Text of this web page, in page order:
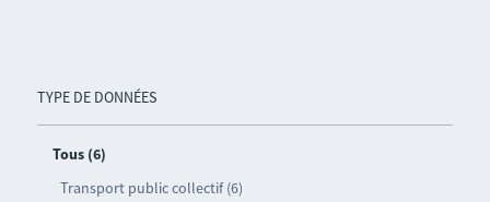
TYPE DE DONNÉES
Tous (6)
Transport public collectif (6)